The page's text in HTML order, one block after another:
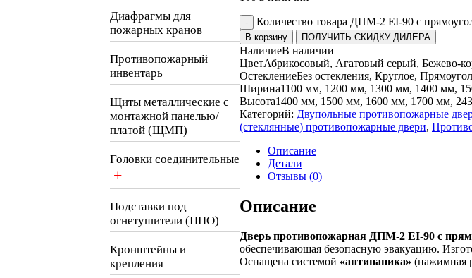
Диафрагмы для
пожарных кранов
Противопожарный
инвентарь
Щиты металлические с
монтажной панелью/
платой (ЩМП)
Головки соединительные
+
Подставки под
огнетушители (ППО)
Кронштейны и
крепления
- Количество товара ДПМ-2 EI-90 с
В корзину
ПОЛУЧИТЬ СКИДКУ ДИЛЕРА
НаличиеВ наличии
ЦветАбрикосовый, Агатовый серый, Бежево-
ОстеклениеБез остекления, Круглое,
Ширина1100 мм, 1200 мм, 1300 мм, 1400 мм,
Высота1400 мм, 1500 мм, 1600 мм, 1700 мм,
Категорий: Двупольные противопожарные
(стеклянные) противопожарные двери,
Описание
Детали
Отзывы (0)
Описание
Дверь противопожарная ДПМ-2 EI-90 с
обеспечивающая безопасную эвакуацию.
Оснащена системой «антипаника» (нажимная